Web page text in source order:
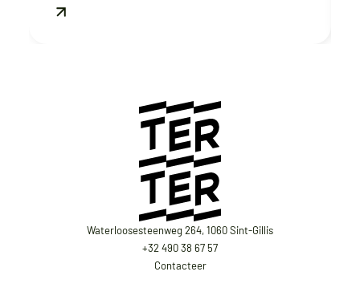
Waterloosesteenweg 264, 1060 Sint-Gillis
+32 490 38 67 57
Contacteer